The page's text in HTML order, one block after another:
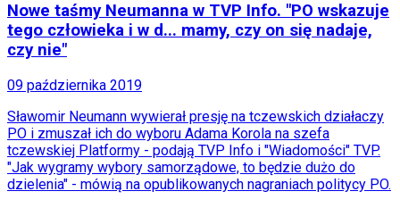
Internet
Nauka
Muzyka
Koncerty
Recenzje
Zapowiedzi
Kultura
Aktualności
Nowe taśmy Neumanna w TVP Info. "PO wskazuje
tego człowieka i w d... mamy, czy on się nadaje,
czy nie"
09 października 2019
Sławomir Neumann wywierał presję na tczewskich działaczy
PO i zmuszał ich do wyboru Adama Korola na szefa
tczewskiej Platformy - podają TVP Info i "Wiadomości" TVP.
"Jak wygramy wybory samorządowe, to będzie dużo do
dzielenia" - mówią na opublikowanych nagraniach politycy PO.